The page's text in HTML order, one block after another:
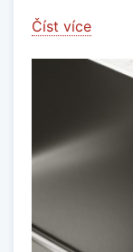
Číst více